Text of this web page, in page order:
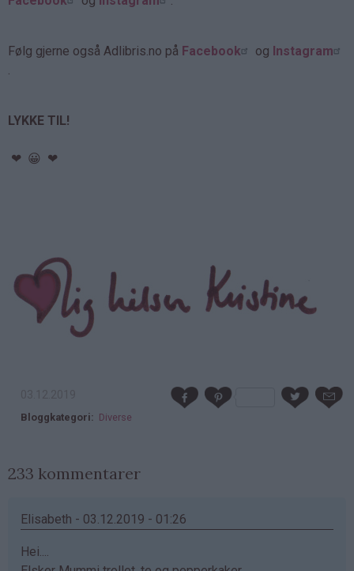
Følg gjerne også Adlibris.no på Facebook og Instagram
LYKKE TIL!
❤ 😀 ❤
Bloggkategori Diverse
233 kommentarer
Elisabeth - 03.12.2019 - 01:26
Hei....